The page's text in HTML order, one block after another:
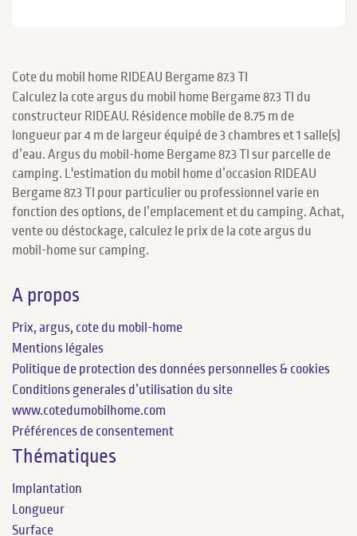
Cote du mobil home RIDEAU Bergame 87.3 TI
Calculez la cote argus du mobil home Bergame 87.3 TI du
constructeur RIDEAU. Résidence mobile de 8.75 m de
longueur par 4 m de largeur équipé de 3 chambres et 1 salle(s)
d’eau. Argus du mobil-home Bergame 87.3 TI sur parcelle de
camping. L'estimation du mobil home d’occasion RIDEAU
Bergame 87.3 TI pour particulier ou professionnel varie en
fonction des options, de l’emplacement et du camping. Achat,
vente ou déstockage, calculez le prix de la cote argus du
mobil-home sur camping.
A propos
Prix, argus, cote du mobil-home
Mentions légales
Politique de protection des données personnelles & cookies
Conditions generales d’utilisation du site
www.cotedumobilhome.com
Préférences de consentement
Thématiques
Implantation
Longueur
Surface